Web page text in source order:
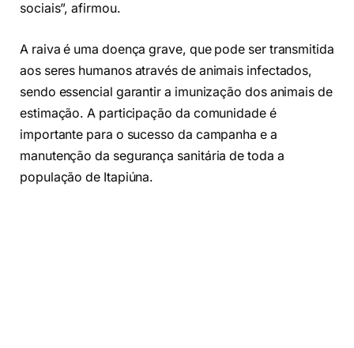
sociais”, afirmou.
A raiva é uma doença grave, que pode ser transmitida
aos seres humanos através de animais infectados,
sendo essencial garantir a imunização dos animais de
estimação. A participação da comunidade é
importante para o sucesso da campanha e a
manutenção da segurança sanitária de toda a
população de Itapiúna.